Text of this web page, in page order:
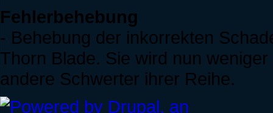
Fehlerbehebung
- Behebung der inkorrekten
Thorn Blade. Sie wird nun
andere Schwerter ihrer Reihe.